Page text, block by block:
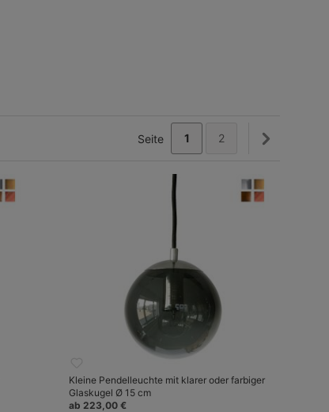
Seite 1 2
Kleine Pendelleuchte mit klarer oder farbiger
Glaskugel Ø 15 cm
ab 223,00 €